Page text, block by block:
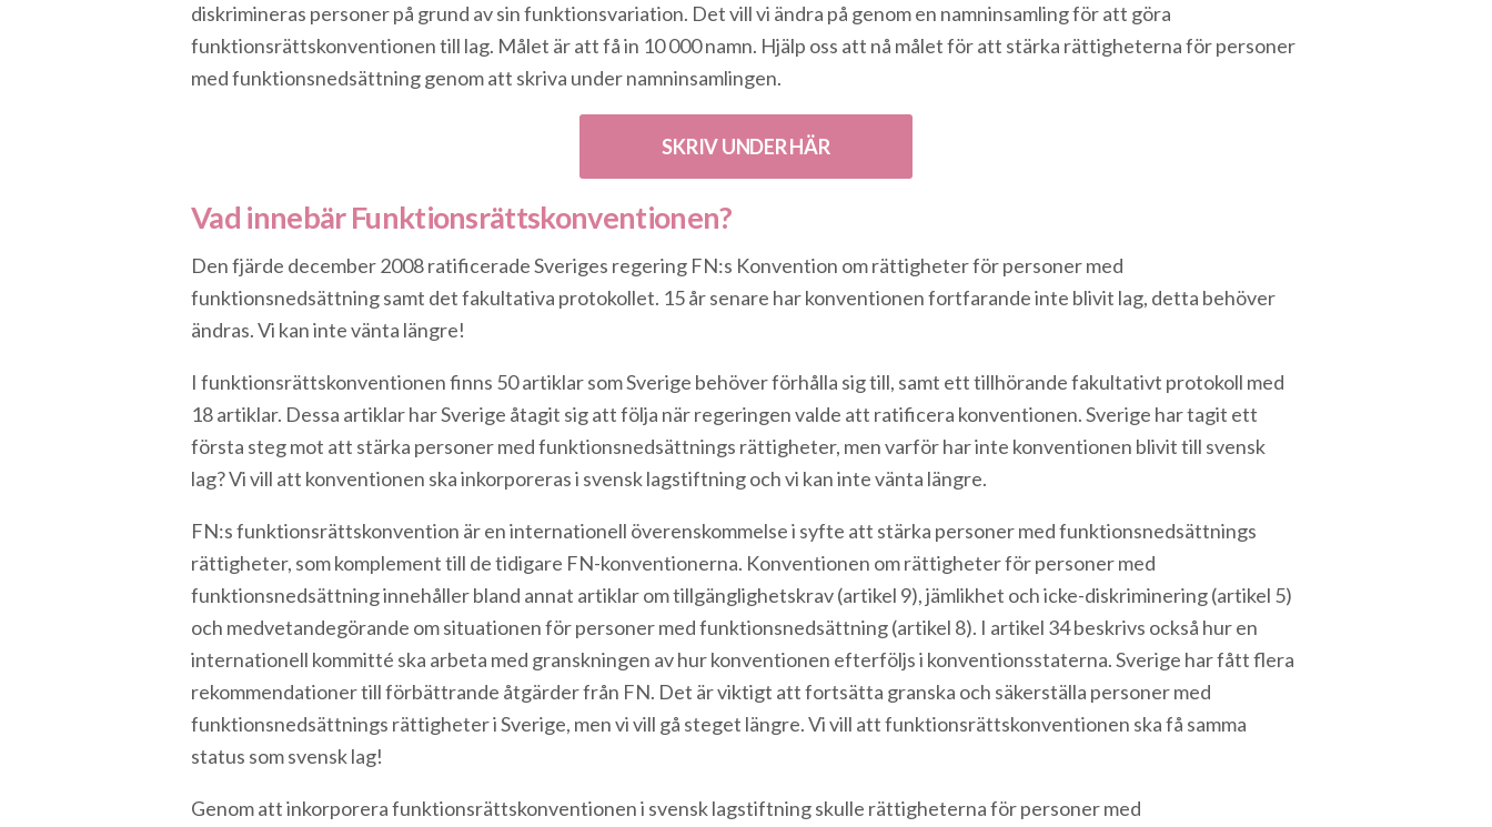
diskrimineras personer på grund av sin funktionsvariation. Det vill vi ändra på genom en namninsamling för att göra
funktionsrättskonventionen till lag. Målet är att få in 10 000 namn. Hjälp oss att nå målet för att stärka rättigheterna för personer
med funktionsnedsättning genom att skriva under namninsamlingen.
SKRIV UNDER HÄR
Vad innebär Funktionsrättskonventionen?
Den fjärde december 2008 ratificerade Sveriges regering FN:s Konvention om rättigheter för personer med
funktionsnedsättning samt det fakultativa protokollet. 15 år senare har konventionen fortfarande inte blivit lag, detta behöver
ändras. Vi kan inte vänta längre!
I funktionsrättskonventionen finns 50 artiklar som Sverige behöver förhålla sig till, samt ett tillhörande fakultativt protokoll med
18 artiklar. Dessa artiklar har Sverige åtagit sig att följa när regeringen valde att ratificera konventionen. Sverige har tagit ett
första steg mot att stärka personer med funktionsnedsättnings rättigheter, men varför har inte konventionen blivit till svensk
lag? Vi vill att konventionen ska inkorporeras i svensk lagstiftning och vi kan inte vänta längre.
FN:s funktionsrättskonvention är en internationell överenskommelse i syfte att stärka personer med funktionsnedsättnings
rättigheter, som komplement till de tidigare FN-konventionerna. Konventionen om rättigheter för personer med
funktionsnedsättning innehåller bland annat artiklar om tillgänglighetskrav (artikel 9), jämlikhet och icke-diskriminering (artikel 5)
och medvetandegörande om situationen för personer med funktionsnedsättning (artikel 8). I artikel 34 beskrivs också hur en
internationell kommitté ska arbeta med granskningen av hur konventionen efterföljs i konventionsstaterna. Sverige har fått flera
rekommendationer till förbättrande åtgärder från FN. Det är viktigt att fortsätta granska och säkerställa personer med
funktionsnedsättnings rättigheter i Sverige, men vi vill gå steget längre. Vi vill att funktionsrättskonventionen ska få samma
status som svensk lag!
Genom att inkorporera funktionsrättskonventionen i svensk lagstiftning skulle rättigheterna för personer med